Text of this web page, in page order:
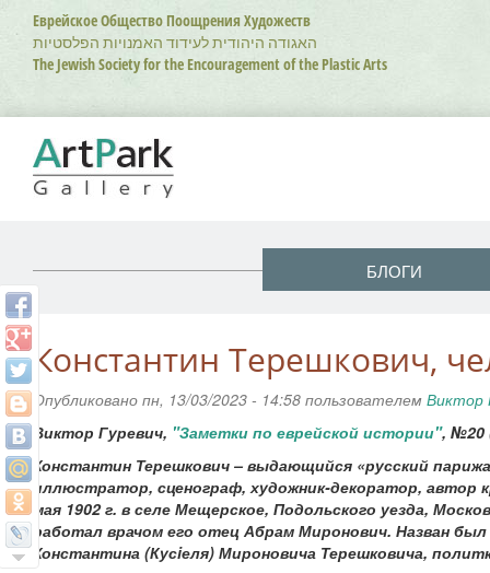
Перейти
основному
содержанию
Еврейское Общество Поощрения Художеств
האגודה היהודית לעידוד האמנויות הפלסטיות
The Jewish Society for the Encouragement of the Plastic Arts
БЛОГИ
Константин Терешкович,
Опубликовано пн, 13/03/2023 - 14:58 пользователем Виктор
Виктор Гуревич, "Заметки по еврейской истории", №20
Константин Терешкович – выдающийся «русский
иллюстратор, сценограф, художник-декоратор, автор
мая 1902 г. в селе Мещерское, Подольского уезда,
работал врачом его отец Абрам Миронович. Назван
Константина (Кусiеля) Мироновича Терешковича,